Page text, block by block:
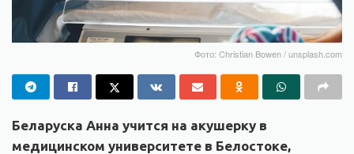
Фото: Christian Bowen / unsplash.com
Беларуска Анна учится на акушерку в
медицинском университете в Белостоке,